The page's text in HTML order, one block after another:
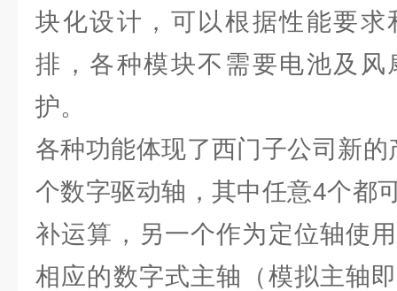
块化设计，可以根据性能要求
排，各种模块不需要电池及风
护。
各种功能体现了西门子公司新
个数字驱动轴，其中任意4个都
补运算，另一个作为定位轴使
相应的数字式主轴（模拟主轴